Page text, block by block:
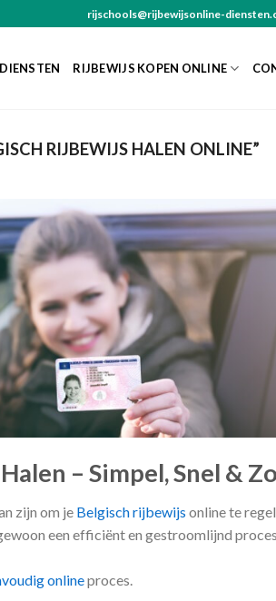
rijschools@rijbewijsonline-
DIENSTEN RIJBEWIJS KOPEN ONLINE
RIJBEWIJS HALEN ONLINE”
– Simpel, Snel &
zijn om je Belgisch rijbewijs online te
een efficiënt en gestroomlijnd
onlineproces.